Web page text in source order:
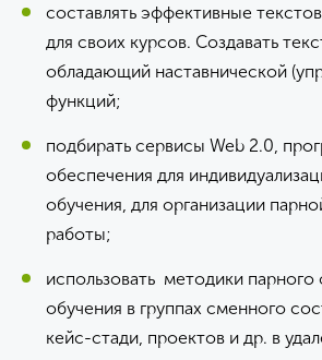
составлять эффективные
для своих курсов. Создавать
обладающий наставнической
функций;
подбирать сервисы Web 2.0,
обеспечения для
обучения, для организации
работы;
использовать методики парного
обучения в группах сменного
кейс-стади, проектов и др. в